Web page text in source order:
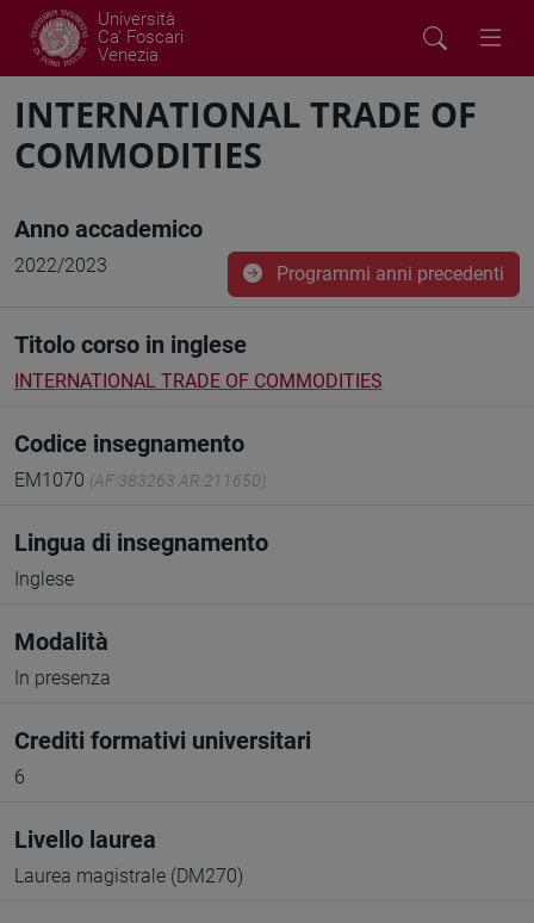
Università
Ca' Foscari
Venezia
INTERNATIONAL TRADE OF
COMMODITIES
Anno accademico
2022/2023 Programmi anni precedenti
Titolo corso in inglese
INTERNATIONAL TRADE OF COMMODITIES
Codice insegnamento
EM1070 (AF:383263 AR:211650)
Lingua di insegnamento
Inglese
Modalità
In presenza
Crediti formativi universitari
6
Livello laurea
Laurea magistrale (DM270)